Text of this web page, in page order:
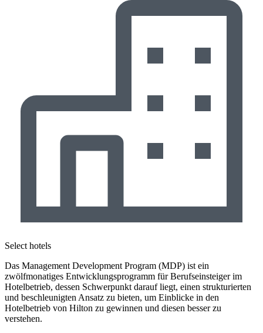
Select hotels
Das Management Development Program (MDP) ist ein
zwölfmonatiges Entwicklungsprogramm für Berufseinsteiger im
Hotelbetrieb, dessen Schwerpunkt darauf liegt, einen strukturierten
und beschleunigten Ansatz zu bieten, um Einblicke in den
Hotelbetrieb von Hilton zu gewinnen und diesen besser zu
verstehen.